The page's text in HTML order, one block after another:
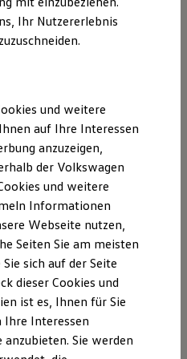
finden
6
und Updates
Ihrem ID.
Ihr Nutzererlebnis
und weitere
auf Ihre Interessen
anzuzeigen,
der Volkswagen
und weitere
Informationen
Webseite nutzen,
Seiten Sie am meisten
sich auf der Seite
dieser Cookies und
ist es, Ihnen für Sie
Ihre Interessen
Sie werden